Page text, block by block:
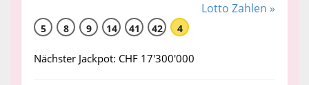
Lotto Zahlen »
5 8 9 14 41 42 4
Nächster Jackpot: CHF 17'300'000